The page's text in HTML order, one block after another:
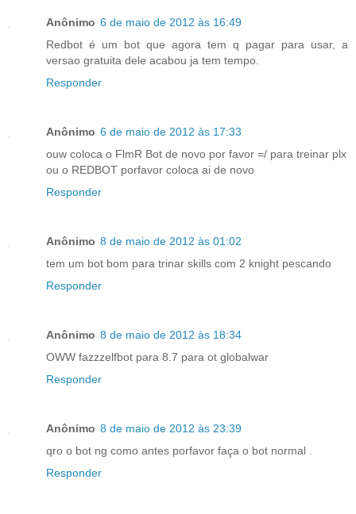
Anônimo 6 de maio de 2012 às 16:49
Redbot é um bot que agora tem q pagar para usar, a
versao gratuita dele acabou ja tem tempo.
Responder
Anônimo 6 de maio de 2012 às 17:33
ouw coloca o FlmR Bot de novo por favor =/ para treinar plx
ou o REDBOT porfavor coloca ai de novo
Responder
Anônimo 8 de maio de 2012 às 01:02
tem um bot bom para trinar skills com 2 knight pescando
Responder
Anônimo 8 de maio de 2012 às 18:34
OWW fazzzelfbot para 8.7 para ot globalwar
Responder
Anônimo 8 de maio de 2012 às 23:39
qro o bot ng como antes porfavor faça o bot normal .
Responder